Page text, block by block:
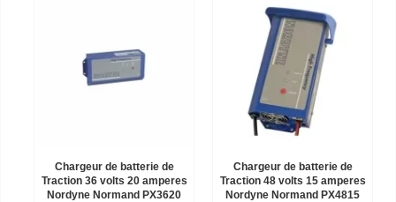
Chargeur de batterie de
Traction 36 volts 20 amperes
Nordyne Normand PX3620
Chargeur de batterie de
Traction 48 volts 15 amperes
Nordyne Normand PX4815